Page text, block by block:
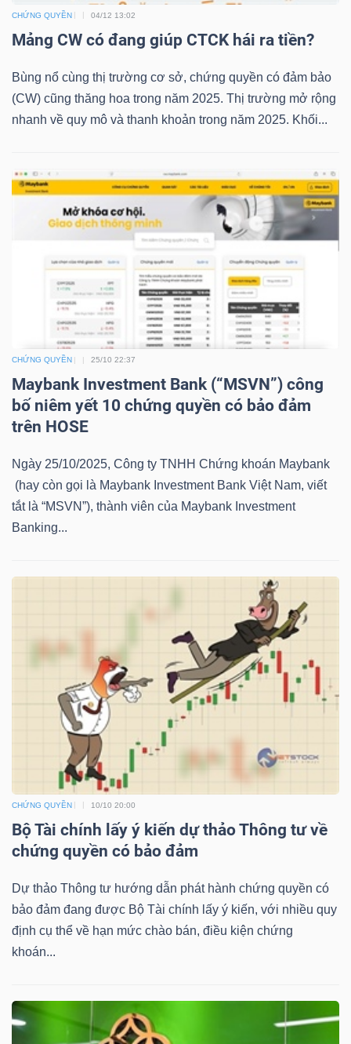
CHỨNG QUYỀN 04/12 13:02
Mảng CW có đang giúp CTCK hái ra tiền?
Bùng nổ cùng thị trường cơ sở, chứng quyền có đảm bảo
(CW) cũng thăng hoa trong năm 2025. Thị trường mở rộng
nhanh về quy mô và thanh khoản trong năm 2025. Khối...
CHỨNG QUYỀN 25/10 22:37
Maybank Investment Bank (“MSVN”) công
bố niêm yết 10 chứng quyền có bảo đảm
trên HOSE
Ngày 25/10/2025, Công ty TNHH Chứng khoán Maybank
(hay còn gọi là Maybank Investment Bank Việt Nam, viết
tắt là “MSVN”), thành viên của Maybank Investment
Banking...
CHỨNG QUYỀN 10/10 20:00
Bộ Tài chính lấy ý kiến dự thảo Thông tư về
chứng quyền có bảo đảm
Dự thảo Thông tư hướng dẫn phát hành chứng quyền có
bảo đảm đang được Bộ Tài chính lấy ý kiến, với nhiều quy
định cụ thể về hạn mức chào bán, điều kiện chứng
khoán...
TRÁI
PHIẾU
CỤ
ĐẦU
TRUY
XUẤT
LIỆU
Ngành
(-)
SECTOR
NGUYÊN
CÔNG
KHÔNG